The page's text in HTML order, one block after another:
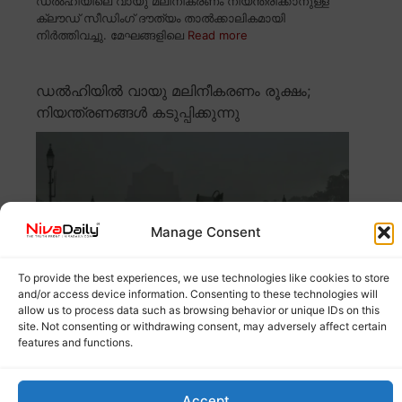
Manage Consent
To provide the best experiences, we use technologies like cookies to store
and/or access device information. Consenting to these technologies will
allow us to process data such as browsing behavior or unique IDs on this
site. Not consenting or withdrawing consent, may adversely affect certain
features and functions.
ക്ലൗഡ് സീഡിംഗ് ദൗത്യം താൽക്കാലികമായി
നിർത്തിവച്ചു. മേഘങ്ങളിലെ Read more
ഡൽഹിയിൽ വായു മലിനീകരണം രൂക്ഷം;
നിയന്ത്രണങ്ങൾ കടുപ്പിക്കുന്നു
ഡൽഹിയിൽ വായു മലിനീകരണം രൂക്ഷമായി തുടരുന്നു.
more